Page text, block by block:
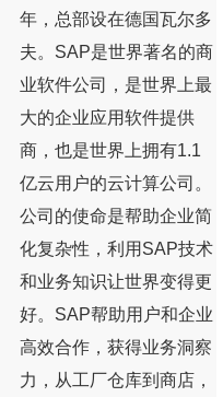
年，总部设在德国瓦尔多
夫。SAP是世界著名的商
业软件公司，是世界上最
大的企业应用软件提供
商，也是世界上拥有1.1
亿云用户的云计算公司。
公司的使命是帮助企业简
化复杂性，利用SAP技术
和业务知识让世界变得更
好。SAP帮助用户和企业
高效合作，获得业务洞察
力，从工厂仓库到商店，